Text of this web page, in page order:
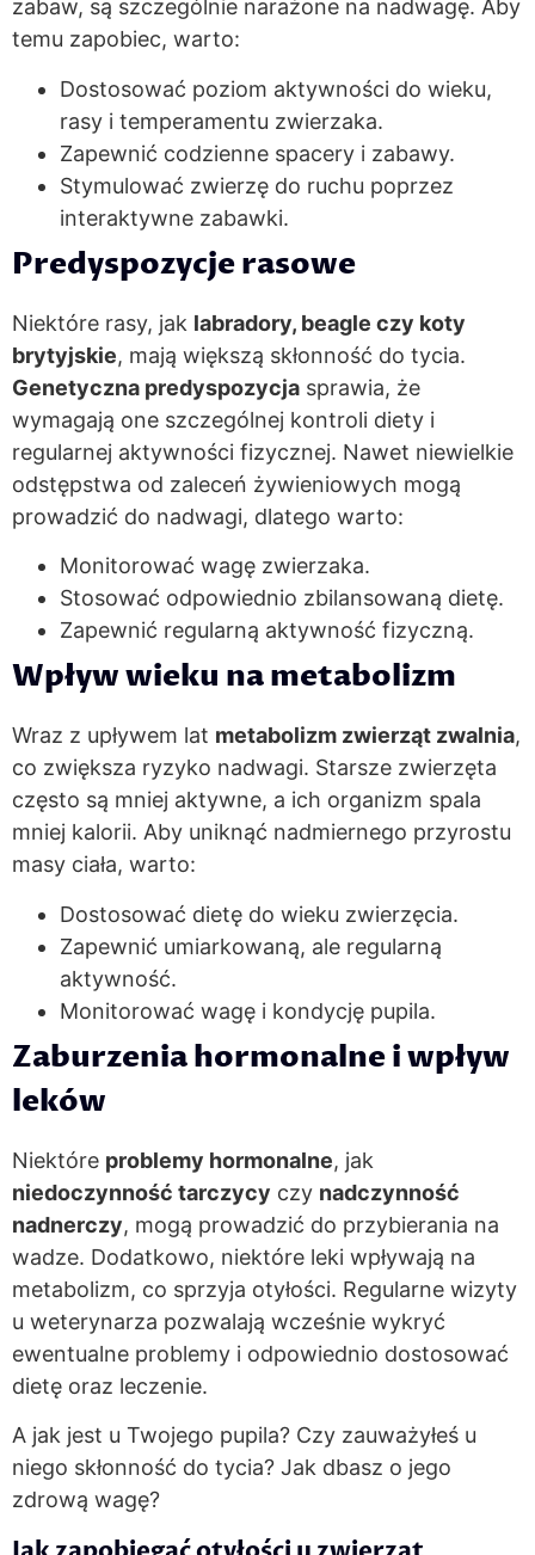
zabaw, są szczególnie narażone na nadwagę. Aby
temu zapobiec, warto:
Dostosować poziom aktywności do wieku,
rasy i temperamentu zwierzaka.
Zapewnić codzienne spacery i zabawy.
Stymulować zwierzę do ruchu poprzez
interaktywne zabawki.
Predyspozycje rasowe
Niektóre rasy, jak labradory, beagle czy koty
brytyjskie, mają większą skłonność do tycia.
Genetyczna predyspozycja sprawia, że
wymagają one szczególnej kontroli diety i
regularnej aktywności fizycznej. Nawet niewielkie
odstępstwa od zaleceń żywieniowych mogą
prowadzić do nadwagi, dlatego warto:
Monitorować wagę zwierzaka.
Stosować odpowiednio zbilansowaną dietę.
Zapewnić regularną aktywność fizyczną.
Wpływ wieku na metabolizm
Wraz z upływem lat metabolizm zwierząt zwalnia,
co zwiększa ryzyko nadwagi. Starsze zwierzęta
często są mniej aktywne, a ich organizm spala
mniej kalorii. Aby uniknąć nadmiernego przyrostu
masy ciała, warto:
Dostosować dietę do wieku zwierzęcia.
Zapewnić umiarkowaną, ale regularną
aktywność.
Monitorować wagę i kondycję pupila.
Zaburzenia hormonalne i wpływ
leków
Niektóre problemy hormonalne, jak
niedoczynność tarczycy czy nadczynność
nadnerczy, mogą prowadzić do przybierania na
wadze. Dodatkowo, niektóre leki wpływają na
metabolizm, co sprzyja otyłości. Regularne wizyty
u weterynarza pozwalają wcześnie wykryć
ewentualne problemy i odpowiednio dostosować
dietę oraz leczenie.
A jak jest u Twojego pupila? Czy zauważyłeś u
niego skłonność do tycia? Jak dbasz o jego
zdrową wagę?